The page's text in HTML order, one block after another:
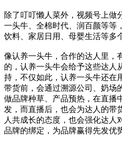
除了叮叮懒人菜外，视频号上做
一头牛、全棉时代、润百颜等等
饮料、家居日用、母婴生活等多
像认养一头牛，合作的达人里，
的，认养一头牛会给予这些达人
持，不仅如此，认养一头牛还在
带货前，会通过溯源公司、奶场
做品牌种草、产品预热，在直播
发，而直播后，也会为达人的带
人共成长的态度，也会强化达人
品牌的绑定，为品牌赢得先发优